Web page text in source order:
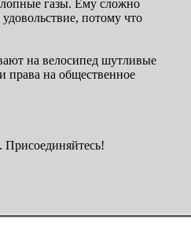
газы. Ему сложно
потому что
на велосипед шутливые
права на общественное
Присоединяйтесь!